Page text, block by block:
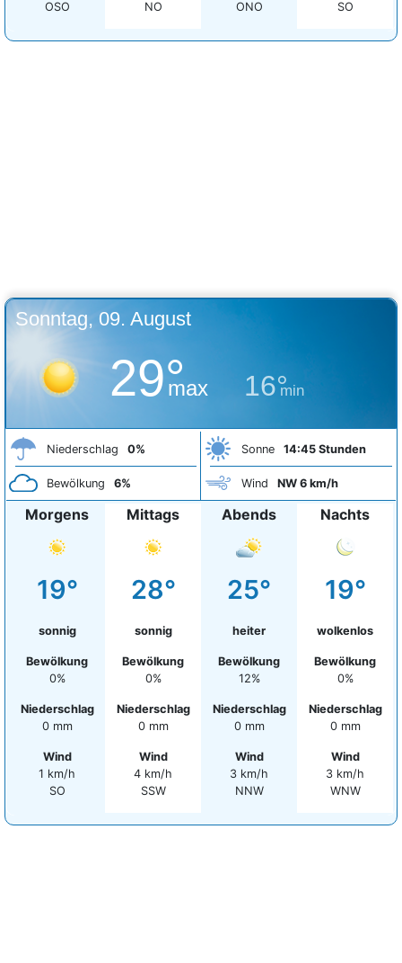
OSO
NO
ONO
SO
Sonntag, 09. August
29°
max 16°
min
Niederschlag 0%
Bewölkung 6%
Sonne 14:45 Stunden
Wind NW 6 km/h
Morgens
19°
sonnig
Bewölkung
0%
Niederschlag
0 mm
Wind
1 km/h
SO
Mittags
28°
sonnig
Bewölkung
0%
Niederschlag
0 mm
Wind
4 km/h
SSW
Abends
25°
heiter
Bewölkung
12%
Niederschlag
0 mm
Wind
3 km/h
NNW
Nachts
19°
wolkenlos
Bewölkung
0%
Niederschlag
0 mm
Wind
3 km/h
WNW